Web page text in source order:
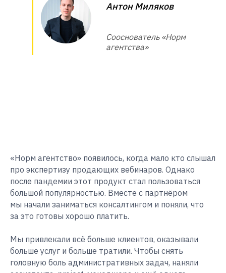
Антон Миляков
Сооснователь «Норм
агентства»
«Норм агентство» появилось, когда мало кто слышал
про экспертизу продающих вебинаров. Однако
после пандемии этот продукт стал пользоваться
большой популярностью. Вместе с партнёром
мы начали заниматься консалтингом и поняли, что
за это готовы хорошо платить.
Мы привлекали всё больше клиентов, оказывали
больше услуг и больше тратили. Чтобы снять
головную боль административных задач, наняли